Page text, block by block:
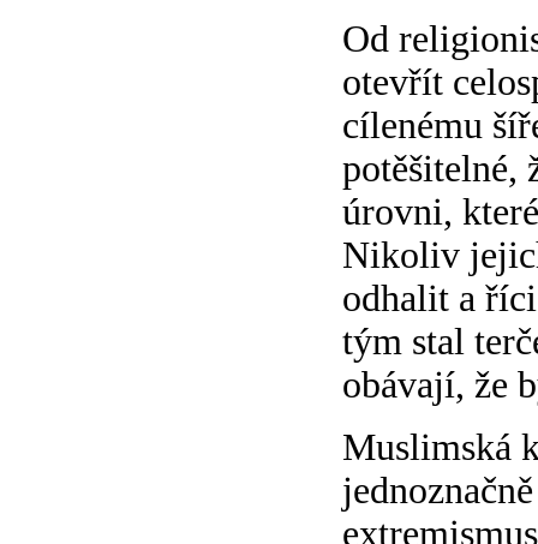
Od
otevřít
cílenému
potěšitelné,
úrovni,
Nikoliv
odhalit a
tým stal
obávají, že
Muslimská